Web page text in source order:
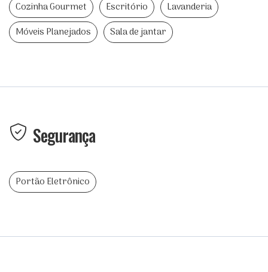
Cozinha Gourmet
Escritório
Lavanderia
Móveis Planejados
Sala de jantar
Segurança
Portão Eletrônico